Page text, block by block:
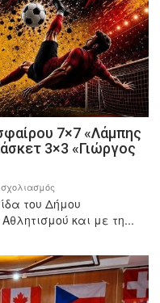
7×7 «Λάμπης
3×3 «Γιώργος
Καλάβρυτα:
Τουρνουά
7×7
«Λάμπης
Γκρίντζος»
του Δήμου
και με τη...